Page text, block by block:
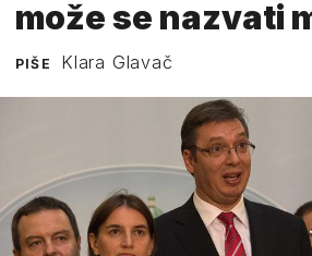
može se nazvati
PIŠE Klara Glavač